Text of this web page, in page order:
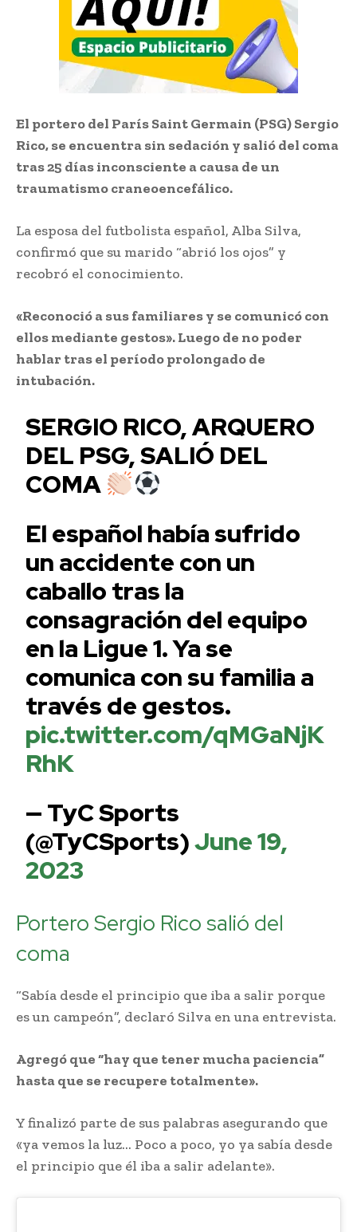
El portero del París Saint Germain (PSG) Sergio
Rico, se encuentra sin sedación y salió del coma
tras 25 días inconsciente a causa de un
traumatismo craneoencefálico.
La esposa del futbolista español, Alba Silva,
confirmó que su marido “abrió los ojos” y
recobró el conocimiento.
«Reconoció a sus familiares y se comunicó con
ellos mediante gestos». Luego de no poder
hablar tras el período prolongado de
intubación.
SERGIO RICO, ARQUERO
DEL PSG, SALIÓ DEL
COMA
El español había sufrido
un accidente con un
caballo tras la
consagración del equipo
en la Ligue 1. Ya se
comunica con su familia a
través de gestos.
pic.twitter.com/qMGaNjK
RhK
— TyC Sports
(@TyCSports)June 19,
2023
Portero Sergio Rico salió del
coma
“Sabía desde el principio que iba a salir porque
es un campeón”, declaró Silva en una entrevista.
Agregó que “hay que tener mucha paciencia”
hasta que se recupere totalmente».
Y finalizó parte de sus palabras asegurando que
«ya vemos la luz… Poco a poco, yo ya sabía desde
el principio que él iba a salir adelante».